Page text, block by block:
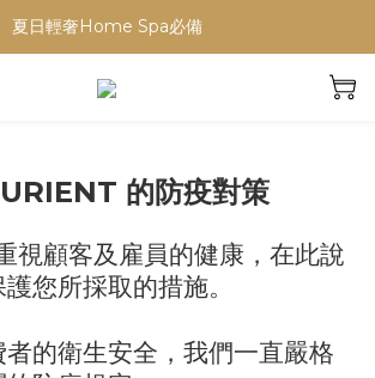
期間行動網路受影響，請避免於指定時段下單
夏日輕奢Home Spa必備
間行動網路受影響，請避免於指定時段下單
的防疫對策
視顧客及雇員的健康， 在此說
您所採取的措施。
的衛生安全， 我們一直嚴格